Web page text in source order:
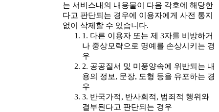
는 서비스내의 내용물이 다음 각호에 해당한
다고 판단되는 경우에 이용자에게 사전 통지
없이 삭제할 수 있습니다.
1. 다른 이용자 또는 제 3자를 비방하거
나 중상모략으로 명예를 손상시키는 경
우
2. 공공질서 및 미풍양속에 위반되는 내
용의 정보, 문장, 도형 등을 유포하는 경
우
3. 반국가적, 반사회적, 범죄적 행위와
결부된다고 판단되는 경우